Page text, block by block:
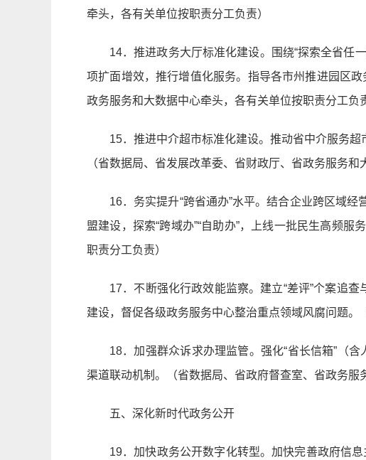
牵头，各有关单位按职责分工负责）
14．推进政务大厅标准化建设。围绕“探索全省任
项扩面增效，推行增值化服务。指导各市州推进园区
政务服务和大数据中心牵头，各有关单位按职责分工负
15．推进中介超市标准化建设。推动省中介服务超
（省数据局、省发展改革委、省财政厅、省政务服务
16．务实提升“跨省通办”水平。结合企业跨区域经
盟建设，探索“跨域办”“自助办”，上线一批民生高频
职责分工负责）
17．不断强化行政效能监察。建立“差评”个案追
建设，督促各级政务服务中心整治重点领域风腐问题。
18．加强群众诉求办理监管。强化“省长信箱”（
渠道联动机制。（省数据局、省政府督查室、省政务服
五、深化新时代政务公开
19．加快政务公开数字化转型。加快完善政府信